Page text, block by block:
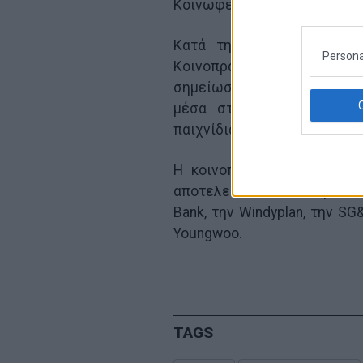
Κοινωφελείς Σκοπούς.”
Κατά τη διάρκεια της
Κοινοπραξίας “NANUM
σημείωσε αύξηση πωλήσεων
μέσα στην επόμενη
παιχνίδια (αριθμολαχεία και
Η κοινοπραξία “NANUM
αποτελείται από τον Όμιλο
Bank, την Windyplan, την
Youngwoo.
TAGS